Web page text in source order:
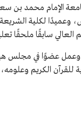
المكتبات في جامعة الإمام
وعميدًا لكلية
العالي سابقًا ملحقًا
في مجلس الشورى في دورته الأولى عام 1412هـ/
للقرآن الكريم